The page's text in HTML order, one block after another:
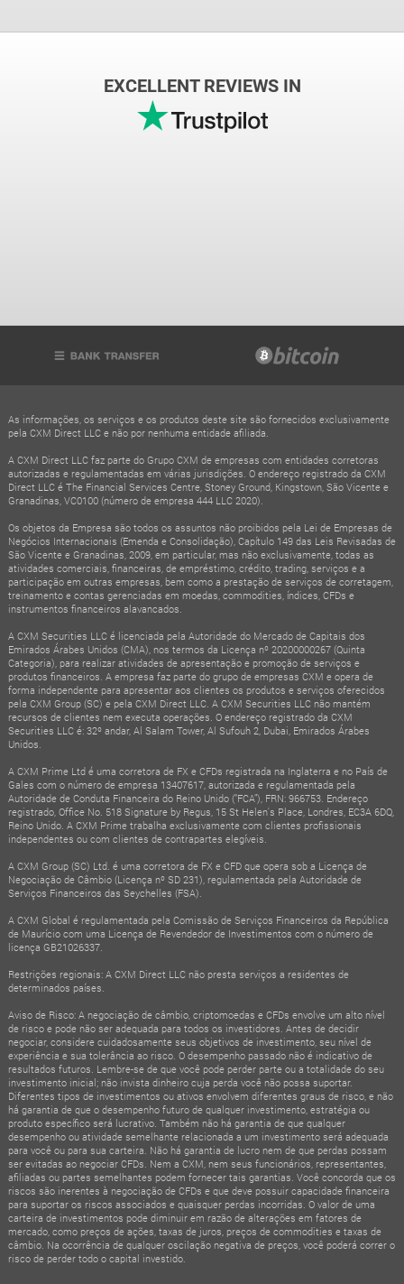
EXCELLENT REVIEWS IN
As informações, os serviços e os produtos deste site são fornecidos exclusivamente
pela CXM Direct LLC e não por nenhuma entidade afiliada.
A CXM Direct LLC faz parte do Grupo CXM de empresas com entidades corretoras
autorizadas e regulamentadas em várias jurisdições. O endereço registrado da CXM
Direct LLC é The Financial Services Centre, Stoney Ground, Kingstown, São Vicente e
Granadinas, VC0100 (número de empresa 444 LLC 2020).
Os objetos da Empresa são todos os assuntos não proibidos pela Lei de Empresas de
Negócios Internacionais (Emenda e Consolidação), Capítulo 149 das Leis Revisadas de
São Vicente e Granadinas, 2009, em particular, mas não exclusivamente, todas as
atividades comerciais, financeiras, de empréstimo, crédito, trading, serviços e a
participação em outras empresas, bem como a prestação de serviços de corretagem,
treinamento e contas gerenciadas em moedas, commodities, índices, CFDs e
instrumentos financeiros alavancados.
A CXM Securities LLC é licenciada pela Autoridade do Mercado de Capitais dos
Emirados Árabes Unidos (CMA), nos termos da Licença nº 20200000267 (Quinta
Categoria), para realizar atividades de apresentação e promoção de serviços e
produtos financeiros. A empresa faz parte do grupo de empresas CXM e opera de
forma independente para apresentar aos clientes os produtos e serviços oferecidos
pela CXM Group (SC) e pela CXM Direct LLC. A CXM Securities LLC não mantém
recursos de clientes nem executa operações. O endereço registrado da CXM
Securities LLC é: 32º andar, Al Salam Tower, Al Sufouh 2, Dubai, Emirados Árabes
Unidos.
A CXM Prime Ltd é uma corretora de FX e CFDs registrada na Inglaterra e no País de
Gales com o número de empresa 13407617, autorizada e regulamentada pela
Autoridade de Conduta Financeira do Reino Unido (“FCA”), FRN: 966753. Endereço
registrado, Office No. 518 Signature by Regus, 15 St Helen's Place, Londres, EC3A 6DQ,
Reino Unido. A CXM Prime trabalha exclusivamente com clientes profissionais
independentes ou com clientes de contrapartes elegíveis.
A CXM Group (SC) Ltd. é uma corretora de FX e CFD que opera sob a Licença de
Negociação de Câmbio (Licença nº SD 231), regulamentada pela Autoridade de
Serviços Financeiros das Seychelles (FSA).
A CXM Global é regulamentada pela Comissão de Serviços Financeiros da República
de Maurício com uma Licença de Revendedor de Investimentos com o número de
licença GB21026337.
Restrições regionais: A CXM Direct LLC não presta serviços a residentes de
determinados países.
Aviso de Risco: A negociação de câmbio, criptomoedas e CFDs envolve um alto nível
de risco e pode não ser adequada para todos os investidores. Antes de decidir
negociar, considere cuidadosamente seus objetivos de investimento, seu nível de
experiência e sua tolerância ao risco. O desempenho passado não é indicativo de
resultados futuros. Lembre-se de que você pode perder parte ou a totalidade do seu
investimento inicial; não invista dinheiro cuja perda você não possa suportar.
Diferentes tipos de investimentos ou ativos envolvem diferentes graus de risco, e não
há garantia de que o desempenho futuro de qualquer investimento, estratégia ou
produto específico será lucrativo. Também não há garantia de que qualquer
desempenho ou atividade semelhante relacionada a um investimento será adequada
para você ou para sua carteira. Não há garantia de lucro nem de que perdas possam
ser evitadas ao negociar CFDs. Nem a CXM, nem seus funcionários, representantes,
afiliadas ou partes semelhantes podem fornecer tais garantias. Você concorda que os
riscos são inerentes à negociação de CFDs e que deve possuir capacidade financeira
para suportar os riscos associados e quaisquer perdas incorridas. O valor de uma
carteira de investimentos pode diminuir em razão de alterações em fatores de
mercado, como preços de ações, taxas de juros, preços de commodities e taxas de
câmbio. Na ocorrência de qualquer oscilação negativa de preços, você poderá correr o
risco de perder todo o capital investido.